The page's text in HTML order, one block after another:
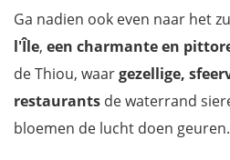
Ga nadien ook even naar het
l'Île, een charmante en
de Thiou, waargezellige,
restaurants de waterrand
bloemen de lucht doen geuren.